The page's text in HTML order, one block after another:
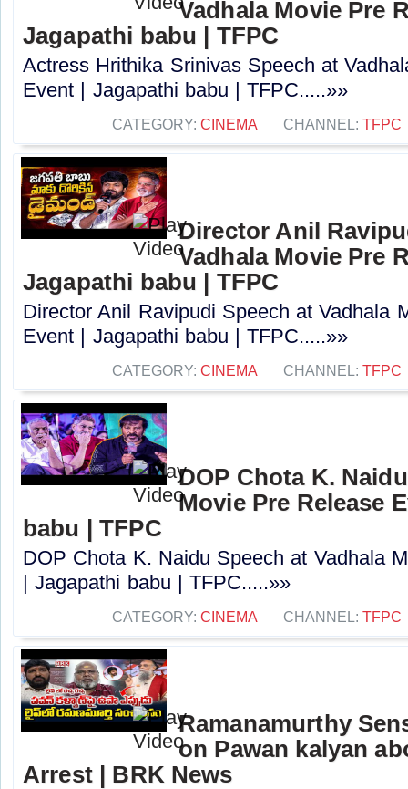
Vadhala Movie Pre
Jagapathi babu | TFPC
Actress Hrithika Srinivas Speech at
Event | Jagapathi babu | TFPC.....»»
CATEGORY: CINEMA CHANNEL: TFPC
Director Anil
Vadhala Movie Pre
Jagapathi babu | TFPC
Director Anil Ravipudi Speech at Vadhala
Event | Jagapathi babu | TFPC.....»»
CATEGORY: CINEMA CHANNEL: TFPC
DOP Chota K.
Movie Pre Release
babu | TFPC
DOP Chota K. Naidu Speech at Vadhala
| Jagapathi babu | TFPC.....»»
CATEGORY: CINEMA CHANNEL: TFPC
Ramanamurthy
on Pawan kalyan
Arrest | BRK News